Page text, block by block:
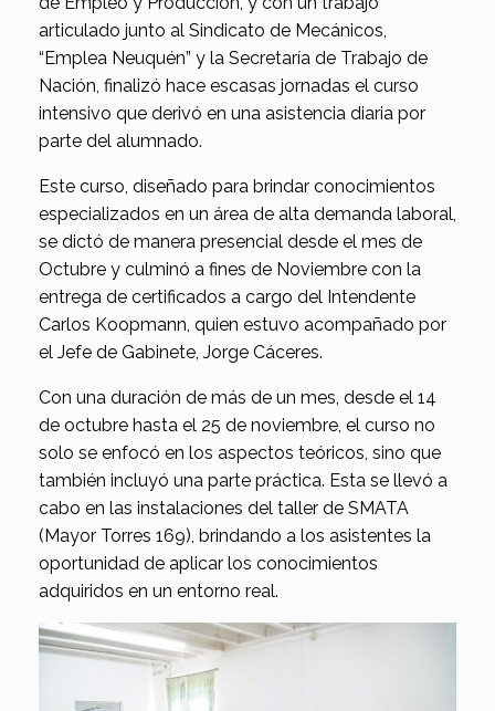
articulado junto al Sindicato de Mecánicos,
“Emplea Neuquén” y la Secretaría de Trabajo de
Nación, finalizó hace escasas jornadas el curso
intensivo que derivó en una asistencia diaria por
parte del alumnado.
Este curso, diseñado para brindar conocimientos
especializados en un área de alta demanda laboral,
se dictó de manera presencial desde el mes de
Octubre y culminó a fines de Noviembre con la
entrega de certificados a cargo del Intendente
Carlos Koopmann, quien estuvo acompañado por
el Jefe de Gabinete, Jorge Cáceres.
Con una duración de más de un mes, desde el 14
de octubre hasta el 25 de noviembre, el curso no
solo se enfocó en los aspectos teóricos, sino que
también incluyó una parte práctica. Esta se llevó a
cabo en las instalaciones del taller de SMATA
(Mayor Torres 169), brindando a los asistentes la
oportunidad de aplicar los conocimientos
adquiridos en un entorno real.